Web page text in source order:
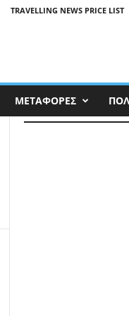
TRAVELLING NEWS PRICE LIST
ΜΕΤΑΦΟΡΕΣ